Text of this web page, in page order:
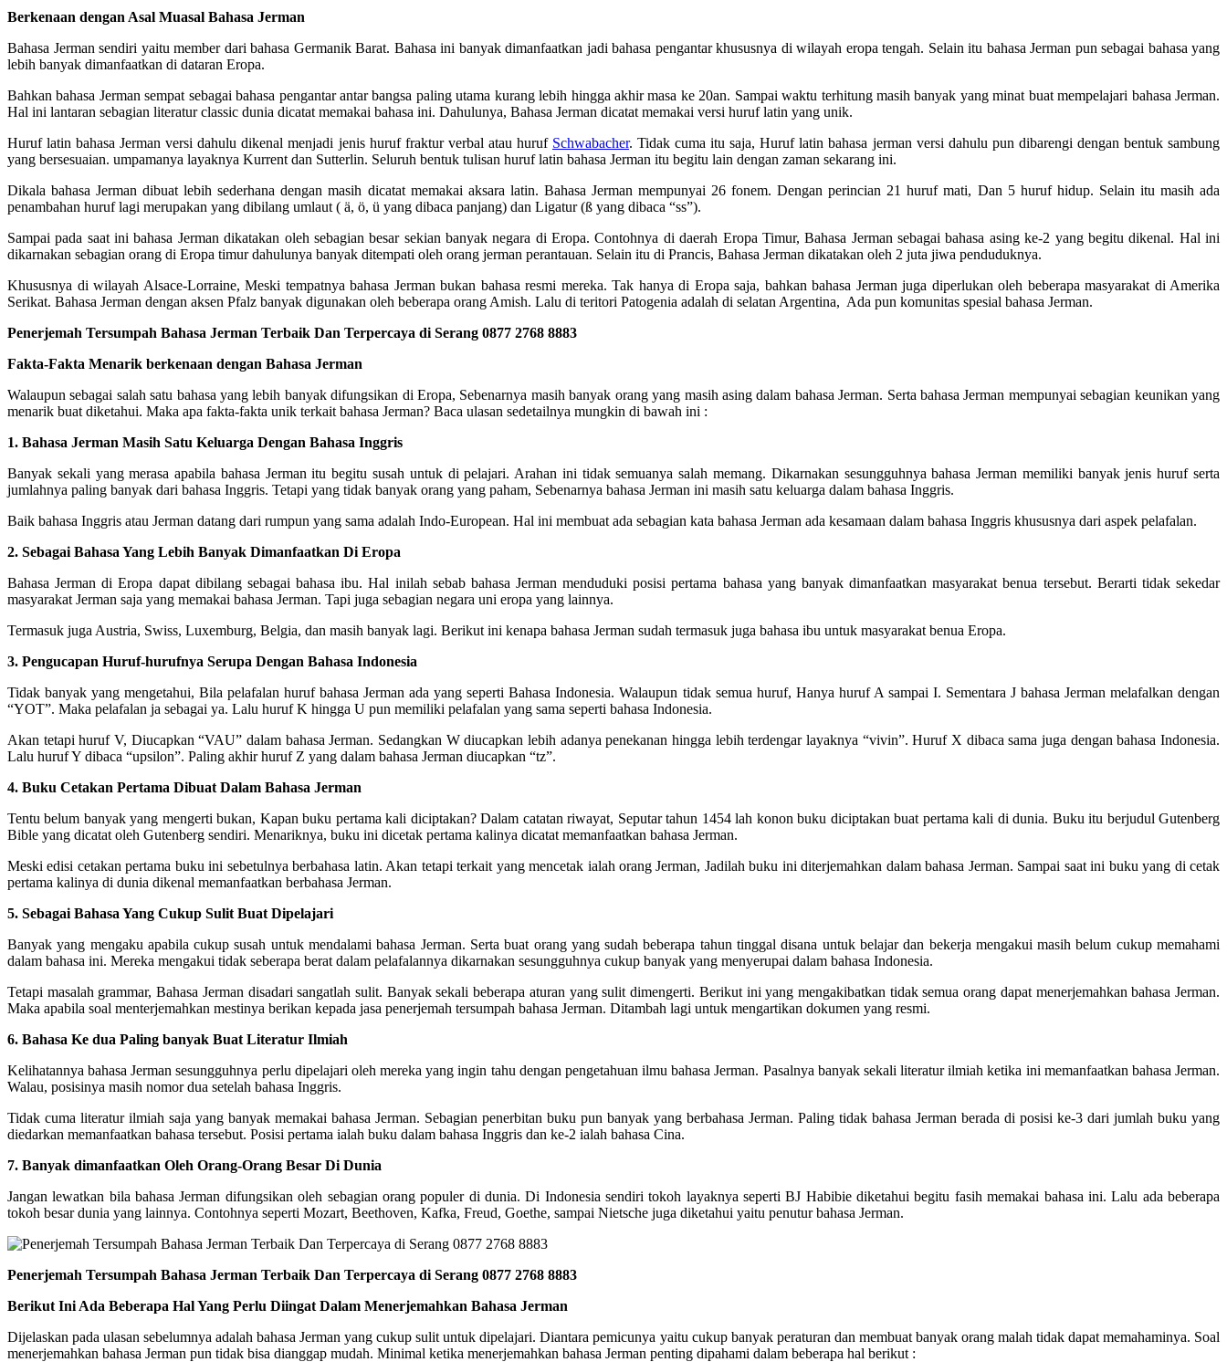
Berkenaan dengan Asal Muasal Bahasa Jerman
Bahasa Jerman sendiri yaitu member dari bahasa Germanik Barat. Bahasa ini banyak dimanfaatkan jadi bahasa pengantar khususnya di wilayah eropa tengah. Selain itu bahasa Jerman pun sebagai bahasa yang
lebih banyak dimanfaatkan di dataran Eropa.
Bahkan bahasa Jerman sempat sebagai bahasa pengantar antar bangsa paling utama kurang lebih hingga akhir masa ke 20an. Sampai waktu terhitung masih banyak yang minat buat mempelajari bahasa Jerman.
Hal ini lantaran sebagian literatur classic dunia dicatat memakai bahasa ini. Dahulunya, Bahasa Jerman dicatat memakai versi huruf latin yang unik.
Huruf latin bahasa Jerman versi dahulu dikenal menjadi jenis huruf fraktur verbal atau huruf Schwabacher. Tidak cuma itu saja, Huruf latin bahasa jerman versi dahulu pun dibarengi dengan bentuk sambung
yang bersesuaian. umpamanya layaknya Kurrent dan Sutterlin. Seluruh bentuk tulisan huruf latin bahasa Jerman itu begitu lain dengan zaman sekarang ini.
Dikala bahasa Jerman dibuat lebih sederhana dengan masih dicatat memakai aksara latin. Bahasa Jerman mempunyai 26 fonem. Dengan perincian 21 huruf mati, Dan 5 huruf hidup. Selain itu masih ada
penambahan huruf lagi merupakan yang dibilang umlaut ( ä, ö, ü yang dibaca panjang) dan Ligatur (ß yang dibaca “ss”).
Sampai pada saat ini bahasa Jerman dikatakan oleh sebagian besar sekian banyak negara di Eropa. Contohnya di daerah Eropa Timur, Bahasa Jerman sebagai bahasa asing ke-2 yang begitu dikenal. Hal ini
dikarnakan sebagian orang di Eropa timur dahulunya banyak ditempati oleh orang jerman perantauan. Selain itu di Prancis, Bahasa Jerman dikatakan oleh 2 juta jiwa penduduknya.
Khususnya di wilayah Alsace-Lorraine, Meski tempatnya bahasa Jerman bukan bahasa resmi mereka. Tak hanya di Eropa saja, bahkan bahasa Jerman juga diperlukan oleh beberapa masyarakat di Amerika
Serikat. Bahasa Jerman dengan aksen Pfalz banyak digunakan oleh beberapa orang Amish. Lalu di teritori Patogenia adalah di selatan Argentina, Ada pun komunitas spesial bahasa Jerman.
Penerjemah Tersumpah Bahasa Jerman Terbaik Dan Terpercaya di Serang 0877 2768 8883
Fakta-Fakta Menarik berkenaan dengan Bahasa Jerman
Walaupun sebagai salah satu bahasa yang lebih banyak difungsikan di Eropa, Sebenarnya masih banyak orang yang masih asing dalam bahasa Jerman. Serta bahasa Jerman mempunyai sebagian keunikan yang
menarik buat diketahui. Maka apa fakta-fakta unik terkait bahasa Jerman? Baca ulasan sedetailnya mungkin di bawah ini :
1. Bahasa Jerman Masih Satu Keluarga Dengan Bahasa Inggris
Banyak sekali yang merasa apabila bahasa Jerman itu begitu susah untuk di pelajari. Arahan ini tidak semuanya salah memang. Dikarnakan sesungguhnya bahasa Jerman memiliki banyak jenis huruf serta
jumlahnya paling banyak dari bahasa Inggris. Tetapi yang tidak banyak orang yang paham, Sebenarnya bahasa Jerman ini masih satu keluarga dalam bahasa Inggris.
Baik bahasa Inggris atau Jerman datang dari rumpun yang sama adalah Indo-European. Hal ini membuat ada sebagian kata bahasa Jerman ada kesamaan dalam bahasa Inggris khususnya dari aspek pelafalan.
2. Sebagai Bahasa Yang Lebih Banyak Dimanfaatkan Di Eropa
Bahasa Jerman di Eropa dapat dibilang sebagai bahasa ibu. Hal inilah sebab bahasa Jerman menduduki posisi pertama bahasa yang banyak dimanfaatkan masyarakat benua tersebut. Berarti tidak sekedar
masyarakat Jerman saja yang memakai bahasa Jerman. Tapi juga sebagian negara uni eropa yang lainnya.
Termasuk juga Austria, Swiss, Luxemburg, Belgia, dan masih banyak lagi. Berikut ini kenapa bahasa Jerman sudah termasuk juga bahasa ibu untuk masyarakat benua Eropa.
3. Pengucapan Huruf-hurufnya Serupa Dengan Bahasa Indonesia
Tidak banyak yang mengetahui, Bila pelafalan huruf bahasa Jerman ada yang seperti Bahasa Indonesia. Walaupun tidak semua huruf, Hanya huruf A sampai I. Sementara J bahasa Jerman melafalkan dengan
“YOT”. Maka pelafalan ja sebagai ya. Lalu huruf K hingga U pun memiliki pelafalan yang sama seperti bahasa Indonesia.
Akan tetapi huruf V, Diucapkan “VAU” dalam bahasa Jerman. Sedangkan W diucapkan lebih adanya penekanan hingga lebih terdengar layaknya “vivin”. Huruf X dibaca sama juga dengan bahasa Indonesia.
Lalu huruf Y dibaca “upsilon”. Paling akhir huruf Z yang dalam bahasa Jerman diucapkan “tz”.
4. Buku Cetakan Pertama Dibuat Dalam Bahasa Jerman
Tentu belum banyak yang mengerti bukan, Kapan buku pertama kali diciptakan? Dalam catatan riwayat, Seputar tahun 1454 lah konon buku diciptakan buat pertama kali di dunia. Buku itu berjudul Gutenberg
Bible yang dicatat oleh Gutenberg sendiri. Menariknya, buku ini dicetak pertama kalinya dicatat memanfaatkan bahasa Jerman.
Meski edisi cetakan pertama buku ini sebetulnya berbahasa latin. Akan tetapi terkait yang mencetak ialah orang Jerman, Jadilah buku ini diterjemahkan dalam bahasa Jerman. Sampai saat ini buku yang di cetak
pertama kalinya di dunia dikenal memanfaatkan berbahasa Jerman.
5. Sebagai Bahasa Yang Cukup Sulit Buat Dipelajari
Banyak yang mengaku apabila cukup susah untuk mendalami bahasa Jerman. Serta buat orang yang sudah beberapa tahun tinggal disana untuk belajar dan bekerja mengakui masih belum cukup memahami
dalam bahasa ini. Mereka mengakui tidak seberapa berat dalam pelafalannya dikarnakan sesungguhnya cukup banyak yang menyerupai dalam bahasa Indonesia.
Tetapi masalah grammar, Bahasa Jerman disadari sangatlah sulit. Banyak sekali beberapa aturan yang sulit dimengerti. Berikut ini yang mengakibatkan tidak semua orang dapat menerjemahkan bahasa Jerman.
Maka apabila soal menterjemahkan mestinya berikan kepada jasa penerjemah tersumpah bahasa Jerman. Ditambah lagi untuk mengartikan dokumen yang resmi.
6. Bahasa Ke dua Paling banyak Buat Literatur Ilmiah
Kelihatannya bahasa Jerman sesungguhnya perlu dipelajari oleh mereka yang ingin tahu dengan pengetahuan ilmu bahasa Jerman. Pasalnya banyak sekali literatur ilmiah ketika ini memanfaatkan bahasa Jerman.
Walau, posisinya masih nomor dua setelah bahasa Inggris.
Tidak cuma literatur ilmiah saja yang banyak memakai bahasa Jerman. Sebagian penerbitan buku pun banyak yang berbahasa Jerman. Paling tidak bahasa Jerman berada di posisi ke-3 dari jumlah buku yang
diedarkan memanfaatkan bahasa tersebut. Posisi pertama ialah buku dalam bahasa Inggris dan ke-2 ialah bahasa Cina.
7. Banyak dimanfaatkan Oleh Orang-Orang Besar Di Dunia
Jangan lewatkan bila bahasa Jerman difungsikan oleh sebagian orang populer di dunia. Di Indonesia sendiri tokoh layaknya seperti BJ Habibie diketahui begitu fasih memakai bahasa ini. Lalu ada beberapa
tokoh besar dunia yang lainnya. Contohnya seperti Mozart, Beethoven, Kafka, Freud, Goethe, sampai Nietsche juga diketahui yaitu penutur bahasa Jerman.
Penerjemah Tersumpah Bahasa Jerman Terbaik Dan Terpercaya di Serang 0877 2768 8883
Berikut Ini Ada Beberapa Hal Yang Perlu Diingat Dalam Menerjemahkan Bahasa Jerman
Dijelaskan pada ulasan sebelumnya adalah bahasa Jerman yang cukup sulit untuk dipelajari. Diantara pemicunya yaitu cukup banyak peraturan dan membuat banyak orang malah tidak dapat memahaminya. Soal
menerjemahkan bahasa Jerman pun tidak bisa dianggap mudah. Minimal ketika menerjemahkan bahasa Jerman penting dipahami dalam beberapa hal berikut :